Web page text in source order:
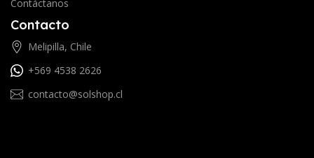
Contáctanos
Contacto
Melipilla, Chile
+569 4538 2626
contacto@solshop.cl